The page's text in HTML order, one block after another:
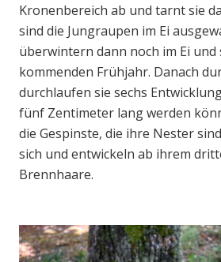
Kronenbereich ab und tarnt sie
sind die Jungraupen im Ei
überwintern dann noch im Ei und
kommenden Frühjahr. Danach
durchlaufen sie sechs
fünf Zentimeter lang werden
die Gespinste, die ihre Nester
sich und entwickeln ab ihrem
Brennhaare.